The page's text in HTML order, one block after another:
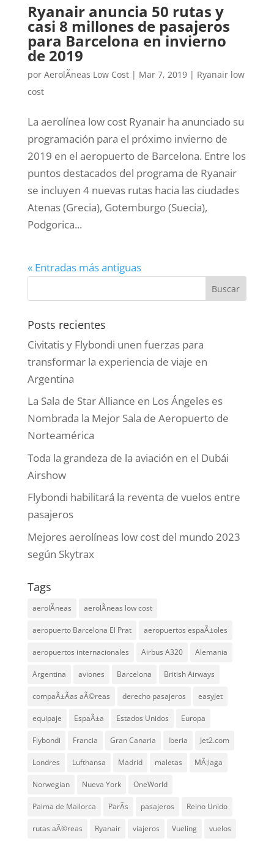
Ryanair anuncia 50 rutas y
casi 8 millones de pasajeros
para Barcelona en invierno
de 2019
por AerolÃ­neas Low Cost| Mar 7, 2019| Ryanair low
cost
La aerolínea low cost Ryanair ha anunciado su
programación para el próximo invierno de
2019 en el aeropuerto de Barcelona. Entre los
puntos destacados del programa de Ryanair
se incluyen 4 nuevas rutas hacia las ciudades
Atenas (Grecia), Gotemburgo (Suecia),
Podgorica...
« Entradas más antiguas
Posts recientes
Civitatis y Flybondi unen fuerzas para
transformar la experiencia de viaje en
Argentina
La Sala de Star Alliance en Los Ángeles es
Nombrada la Mejor Sala de Aeropuerto de
Norteamérica
Toda la grandeza de la aviación en el Dubái
Airshow
Flybondi habilitará la reventa de vuelos entre
pasajeros
Mejores aerolíneas low cost del mundo 2023
según Skytrax
Tags
aerolÃ­neas aerolÃ­neas low cost
aeropuerto Barcelona El Prat aeropuertos espaÃ±oles
aeropuertos internacionales Airbus A320 Alemania
Argentina aviones Barcelona British Airways
compaÃ±Ã­as aÃ©reas derecho pasajeros easyJet
equipaje EspaÃ±a Estados Unidos Europa
Flybondi Francia Gran Canaria Iberia Jet2.com
Londres Lufthansa Madrid maletas MÃ¡laga
Norwegian Nueva York OneWorld
Palma de Mallorca ParÃ­s pasajeros Reino Unido
rutas aÃ©reas Ryanair viajeros Vueling vuelos